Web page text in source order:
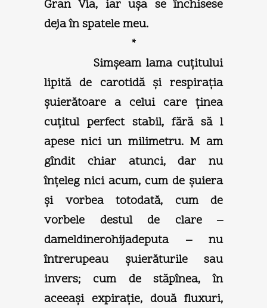
Gran Vía, iar uşa se închisese
deja în spatele meu.
*
Simşeam lama cuţitului
lipită de carotidă şi respiraţia
şuierătoare a celui care ţinea
cuţitul perfect stabil, fără să l
apese nici un milimetru. M am
gîndit chiar atunci, dar nu
înţeleg nici acum, cum de şuiera
şi vorbea totodată, cum de
vorbele destul de clare –
dameldinerohijadeputa – nu
întrerupeau şuierăturile sau
invers; cum de stăpînea, în
aceeaşi expiraţie, două fluxuri,